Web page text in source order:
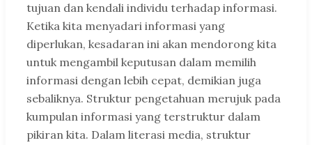
tujuan dan kendali individu terhadap informasi.
Ketika kita menyadari informasi yang
diperlukan, kesadaran ini akan mendorong kita
untuk mengambil keputusan dalam memilih
informasi dengan lebih cepat, demikian juga
sebaliknya. Struktur pengetahuan merujuk pada
kumpulan informasi yang terstruktur dalam
pikiran kita. Dalam literasi media, struktur